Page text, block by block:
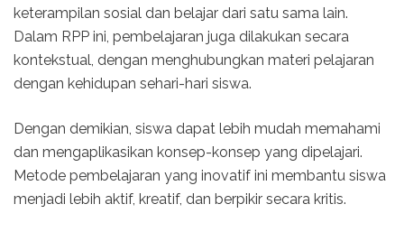
keterampilan sosial dan belajar dari satu sama lain.
Dalam RPP ini, pembelajaran juga dilakukan secara
kontekstual, dengan menghubungkan materi pelajaran
dengan kehidupan sehari-hari siswa.
Dengan demikian, siswa dapat lebih mudah memahami
dan mengaplikasikan konsep-konsep yang dipelajari.
Metode pembelajaran yang inovatif ini membantu siswa
menjadi lebih aktif, kreatif, dan berpikir secara kritis.